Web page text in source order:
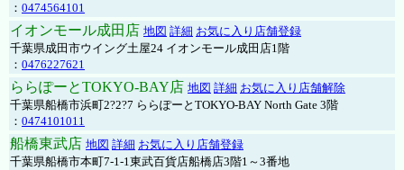
： 0474564101
イオンモール成田店 地図 詳細 お気に入り店舗登録
千葉県成田市ウイング土屋24 イオンモール成田店1階
： 0476227621
ららぽーとTOKYO-BAY店 地図 詳細 お気に入り店舗解除
千葉県船橋市浜町2?2?7 ららぽーとTOKYO-BAY North Gate 3階
： 0474101011
船橋東武店 地図 詳細 お気に入り店舗登録
千葉県船橋市本町7-1-1東武百貨店船橋店3階1～3番地